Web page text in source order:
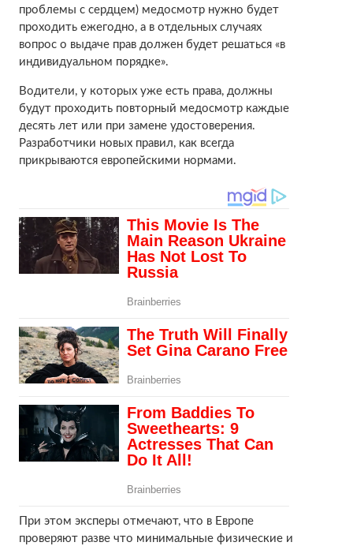
проблемы с сердцем) медосмотр нужно будет
проходить ежегодно, а в отдельных случаях
вопрос о выдаче прав должен будет решаться «в
индивидуальном порядке».
Водители, у которых уже есть права, должны
будут проходить повторный медосмотр каждые
десять лет или при замене удостоверения.
Разработчики новых правил, как всегда
прикрываются европейскими нормами.
При этом эксперы отмечают, что в Европе
проверяют разве что минимальные физические и